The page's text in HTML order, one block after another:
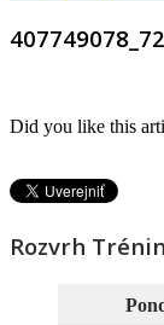
Did you like this
Rozvrh